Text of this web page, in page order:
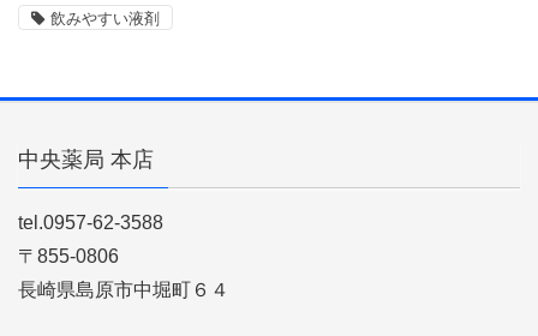
飲みやすい液剤
中央薬局 本店
tel.0957-62-3588
〒855-0806
長崎県島原市中堀町６４